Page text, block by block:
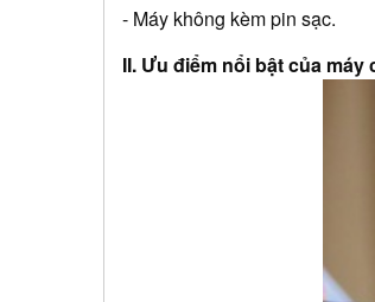
- Máy không kèm pin sạc.
II. Ưu điểm nổi bật của